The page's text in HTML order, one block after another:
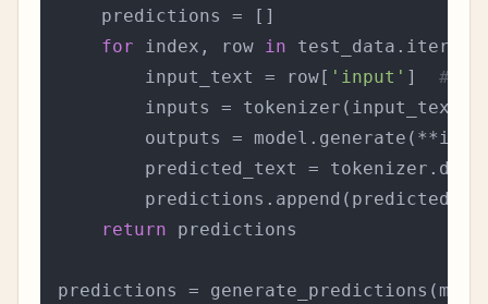
    predictions = []
for index, row in
        input_text = row[
'input' ] # 假
inputs = tokenizer(input_text,
outputs =
predicted_text =
return predictions